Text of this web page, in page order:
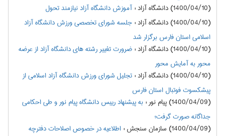
(1400/04/10) دانشگاه آزاد
:آموزش دانشگاه آزاد نیازمند تحول
(1400/04/10) دانشگاه آزاد
:جلسه شورای تخصصی ورزش دانشگاه آزاد
اسلامی استان فارس برگزار شد
(1400/04/10) دانشگاه آزاد
:ضرورت تغییر رشته های دانشگاه آزاد از عرضه
محور به آمایش محور
(1400/04/10) دانشگاه آزاد
:تجلیل شورای ورزش دانشگاه آزاد اسلامی از
پیشکسوت فوتبال استان فارس
(1400/04/09) پیام نور
:به پیشنهاد رییس دانشگاه پیام نور و طی احکامی
جداگانه صورت گرفت؛
(1400/04/09) سازمان سنجش
:اطلاعيه در خصوص اصلاحات دفترچه‌